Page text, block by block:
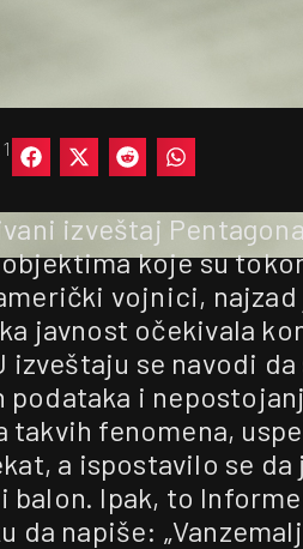
izveštaj
koje su
vojnici, najzad
javnost očekivala
izveštaju se navodi
podataka i
takvih fenomena,
a ispostavilo se
balon. Ipak, to
da napiše: